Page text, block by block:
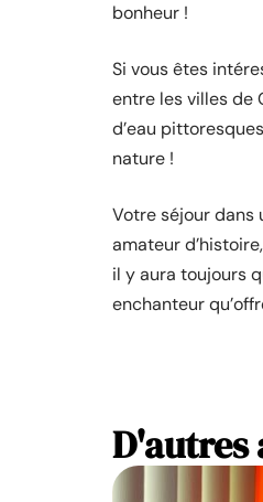
bonheur !
Si vous êtes
entre les villes de
d’eau
nature !
Votre séjour dans
amateur
il y aura toujours
enchanteur
D'autres